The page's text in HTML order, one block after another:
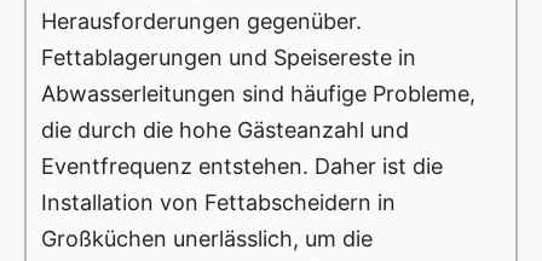
Herausforderungen gegenüber.
Fettablagerungen und Speisereste in
Abwasserleitungen sind häufige Probleme,
die durch die hohe Gästeanzahl und
Eventfrequenz entstehen. Daher ist die
Installation von Fettabscheidern in
Großküchen unerlässlich, um die